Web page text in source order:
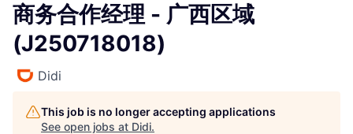
商务合作经理 - 广西区域
(J250718018)
Didi
This job is no longer accepting applications
See open jobs at Didi.